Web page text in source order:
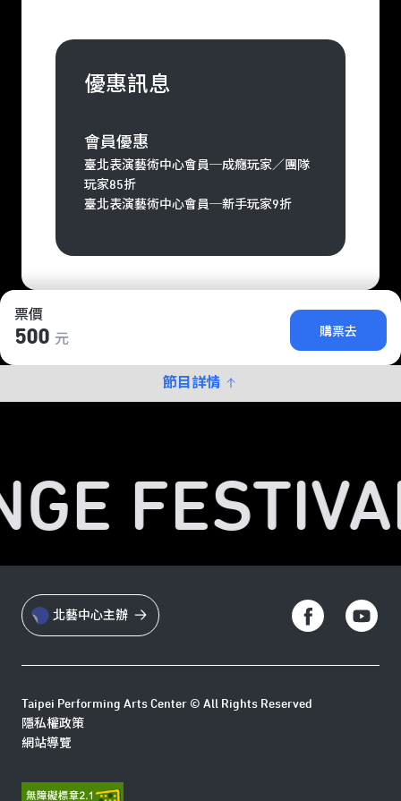
票價
500 元
購票去
節目詳情
優惠訊息
會員優惠
臺北表演藝術中心會員─成癮玩家／團隊
玩家85折
臺北表演藝術中心會員─新手玩家9折
北藝中心主辦
Taipei Performing Arts Center © All Rights Reserved
隱私權政策
網站導覽